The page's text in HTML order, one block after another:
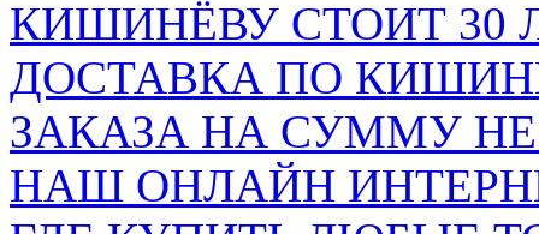
КИШИНЁВУ СТОИТ 30
ДОСТАВКА ПО
ЗАКАЗА НА СУММУ НЕ
НАШ ОНЛАЙН